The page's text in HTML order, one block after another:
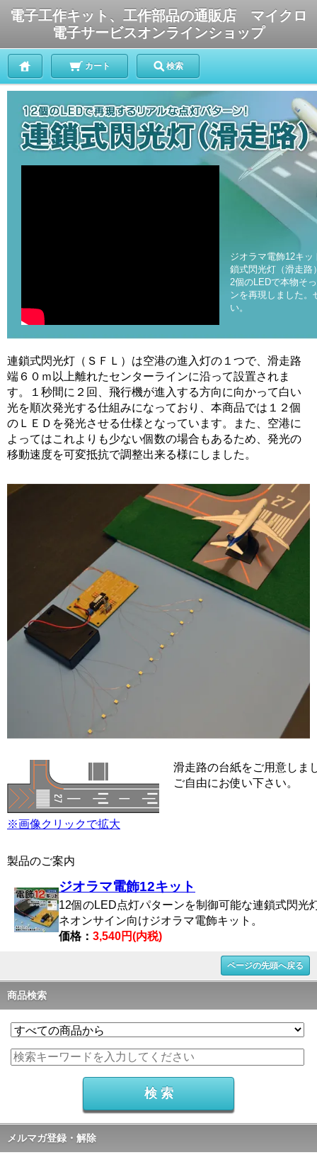
電子工作キット、工作部品の通販店 マイクロ
電子サービスオンラインショップ
カート 検索
ジオラマ電飾12キ
鎖式閃光灯（滑走路
2個のLEDで本物そ
ンを再現しました。
い。
連鎖式閃光灯（ＳＦＬ）は空港の進入灯の１つで、滑走路
端６０ｍ以上離れたセンターラインに沿って設置されま
す。１秒間に２回、飛行機が進入する方向に向かって白い
光を順次発光する仕組みになっており、本商品では１２個
のＬＥＤを発光させる仕様となっています。また、空港に
よってはこれよりも少ない個数の場合もあるため、発光の
移動速度を可変抵抗で調整出来る様にしました。
※画像クリックで拡大
滑走路の台紙をご用意しま
ご自由にお使い下さい。
製品のご案内
ジオラマ電飾12キット
12個のLED点灯パターンを制御可能な連鎖式閃光
ネオンサイン向けジオラマ電飾キット。
価格： 3,540円(内税)
ページの先頭へ戻る
商品検索
メルマガ登録・解除